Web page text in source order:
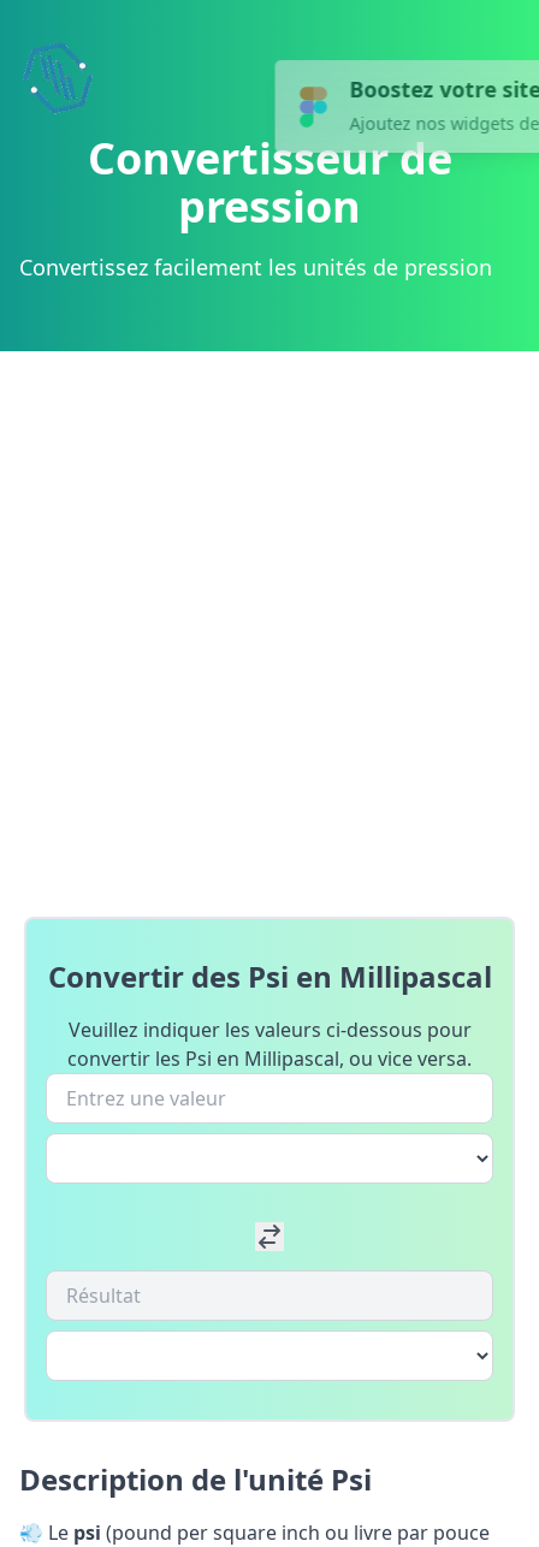
Convertisseur de
pression
Convertissez facilement les unités de pression
Convertir des Psi en Millipascal
Veuillez indiquer les valeurs ci-dessous pour
convertir les Psi en Millipascal, ou vice versa.
Description de l'unité Psi
💨 Le psi (pound per square inch ou livre par pouce
Boostez votre site ! now
Ajoutez nos widgets de conversion.